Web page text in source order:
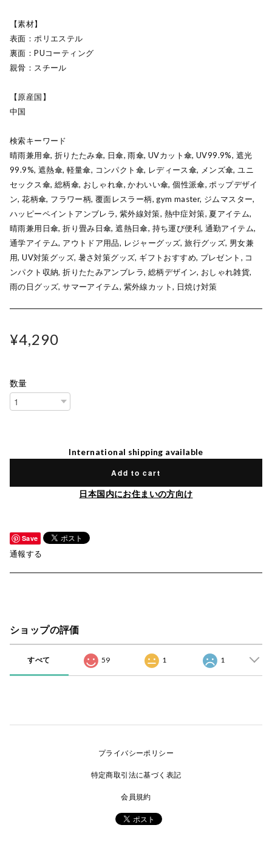
【素材】
表面：ポリエステル
裏面：PUコーティング
親骨：スチール
【原産国】
中国
検索キーワード
晴雨兼用傘, 折りたたみ傘, 日傘, 雨傘, UVカット傘, UV99.9%, 遮光
99.9%, 遮熱傘, 軽量傘, コンパクト傘, レディース傘, メンズ傘, ユニ
セックス傘, 総柄傘, おしゃれ傘, かわいい傘, 個性派傘, ポップデザイ
ン, 花柄傘, フラワー柄, 覆面レスラー柄, gym master, ジムマスター,
ハッピーペイントアンブレラ, 紫外線対策, 熱中症対策, 夏アイテム,
晴雨兼用日傘, 折り畳み日傘, 遮熱日傘, 持ち運び便利, 通勤アイテム,
通学アイテム, アウトドア用品, レジャーグッズ, 旅行グッズ, 男女兼
用, UV対策グッズ, 暑さ対策グッズ, ギフトおすすめ, プレゼント, コ
ンパクト収納, 折りたたみアンブレラ, 総柄デザイン, おしゃれ雑貨,
雨の日グッズ, サマーアイテム, 紫外線カット, 日焼け対策
¥4,290
数量
International shipping available
Add to cart
日本国内にお住まいの方向け
Save
通報する
ショップの評価
すべて 59 1 1
プライバシーポリシー
特定商取引法に基づく表記
会員規約